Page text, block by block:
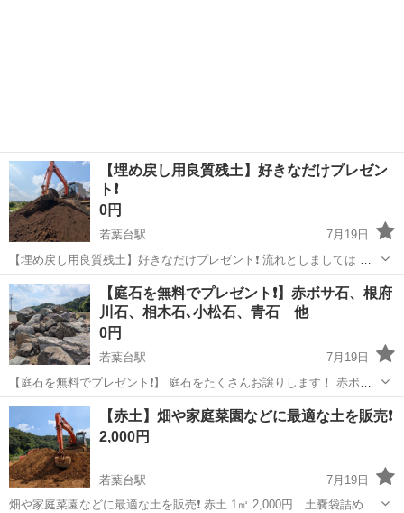
【埋め戻し用良質残土】好きなだけプレゼン
ト❗️
0円
若葉台駅
7月19日
【埋め戻し用良質残土】好きなだけプレゼント❗️ 流れとしましては 弊
社スタッフが重機にてお客様のダンプに積み込みいたします⭐️ また近
場でしたら配送も承っておりますので 3t・4t・10tダンプにてお客様の
ご指定の場所ま...
東京 稲城市 若葉台駅 その他 残土
【庭石を無料でプレゼント❗️】赤ボサ石、根府
川石、相木石､小松石、青石 他
0円
若葉台駅
7月19日
【庭石を無料でプレゼント❗️】 庭石をたくさんお譲りします！ 赤ボサ
石、根府川石、相木石、小松石、青石 など 小さいものから大きいもの
まで様々な種類豊富にございます。 ※積み込み作業はお客様にお願い
しています。 お庭のリ...
東京 稲城市 若葉台駅 その他 青石
【赤土】畑や家庭菜園などに最適な土を販売❗️
2,000円
若葉台駅
7月19日
畑や家庭菜園などに最適な土を販売❗️ 赤土 1㎥ 2,000円 土嚢袋詰め放